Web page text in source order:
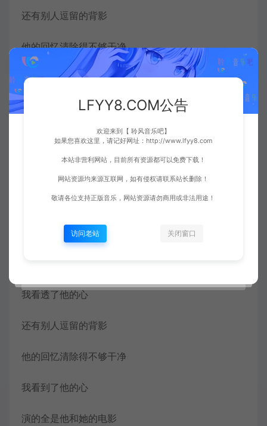
还有别人逗留的背影
他的回忆清除得不够干净
我看到了他的心
演的全是他和她的电影
他不爱我
他还是赢走了我的心
我知道他不爱我
我看透了他的心
还有别人逗留的背影
他的回忆清除得不够干净
我看到了他的心
演的全是他和她的电影
LFYY8.COM公告
欢迎来到【 聆风音乐吧】
如果您喜欢这里，请记好网址：http://www.lfyy8.com
本站非营利网站，目前所有资源都可以免费下载！
网站资源均来源互联网，如有侵权请联系站长删除！
敬请各位支持正版音乐，网站资源请勿商用或非法用途！
访问老站 关闭窗口